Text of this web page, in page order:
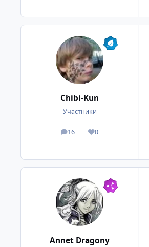
Chibi-Kun
Участники
16
посты 0
Репутация
Annet Dragony